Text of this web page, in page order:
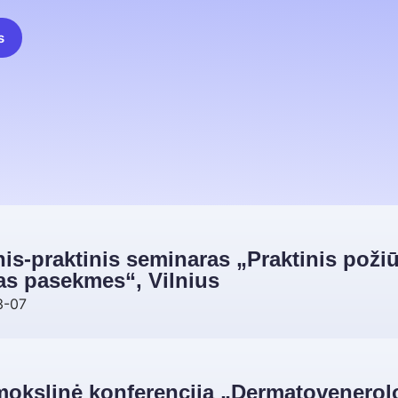
praktinis seminaras „Praktinis
pasekmes“, Vilnius
07
konferencija